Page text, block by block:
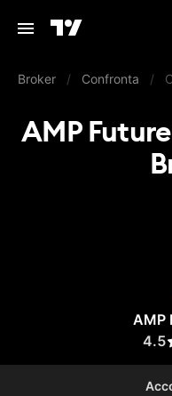
Broker / Confronta /
AMP
AMP
4.5